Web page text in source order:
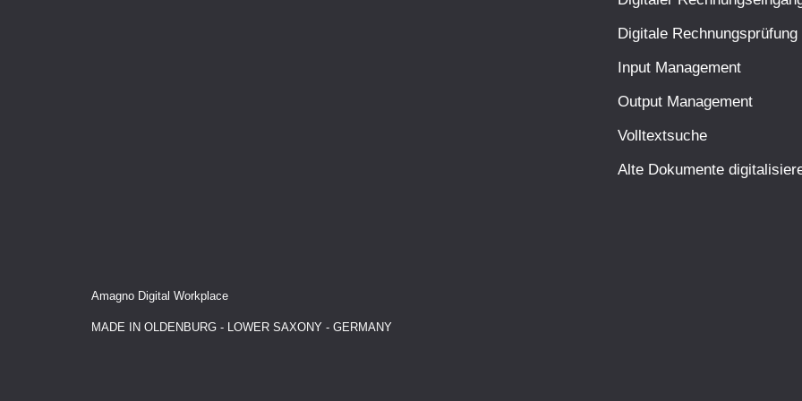
Digitale Rechnungsprüfung
Input Management
Output Management
Volltextsuche
Alte Dokumente
Amagno Digital Workplace
MADE IN OLDENBURG - LOWER SAXONY - GERMANY